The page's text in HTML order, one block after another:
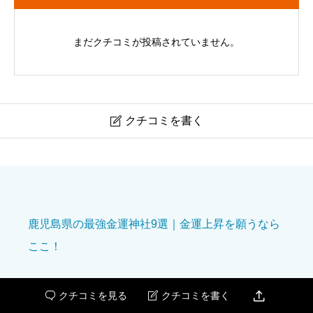
まだクチコミが投稿されていません。
 クチコミを書く
鹿児島県の最強金運神社9選｜金運上昇を願うなら
ここ！
 クチコミを見る  クチコミを書く 